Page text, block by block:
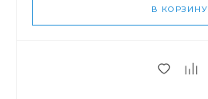
В КОРЗИНУ